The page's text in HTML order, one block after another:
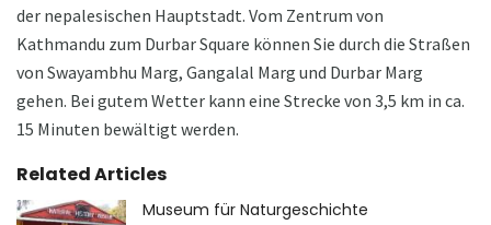
der nepalesischen Hauptstadt. Vom Zentrum von
Kathmandu zum Durbar Square können Sie durch die Straßen
von Swayambhu Marg, Gangalal Marg und Durbar Marg
gehen. Bei gutem Wetter kann eine Strecke von 3,5 km in ca.
15 Minuten bewältigt werden.
Related Articles
Museum für Naturgeschichte